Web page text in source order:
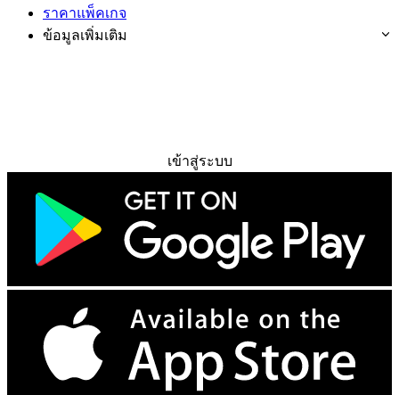
ราคาแพ็คเกจ
ข้อมูลเพิ่มเติม
เข้าสู่ระบบ